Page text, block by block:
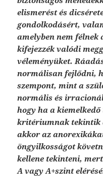
elismerést és
gondolkodásért,
amelyben nem
kifejezzék valódi
véleményüket.
normálisan fejlődni,
szempont, mint a
normális és
hogy ha a
kritériumnak tekintik
akkor az
öngyilkosságot
kellene tekinteni,
A vagy A+szint